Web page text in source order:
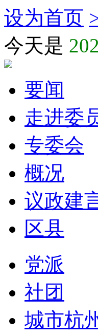
设为首页
今天是
要闻
走进委
专委会
概况
议政建
区县
党派
社团
城市杭